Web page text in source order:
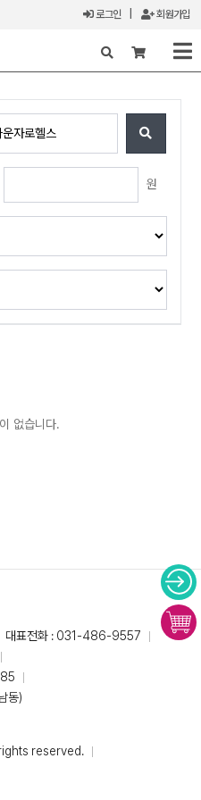
로그인 회원가입
X
원
없습니다.
대표전화 : 031-486-9557
동)
reserved.